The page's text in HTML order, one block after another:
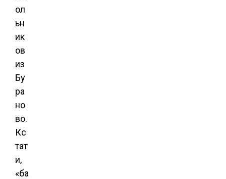
ол
ьн
ик
ов
из
Бу
ра
но
во.
Кс
тат
и,
«ба